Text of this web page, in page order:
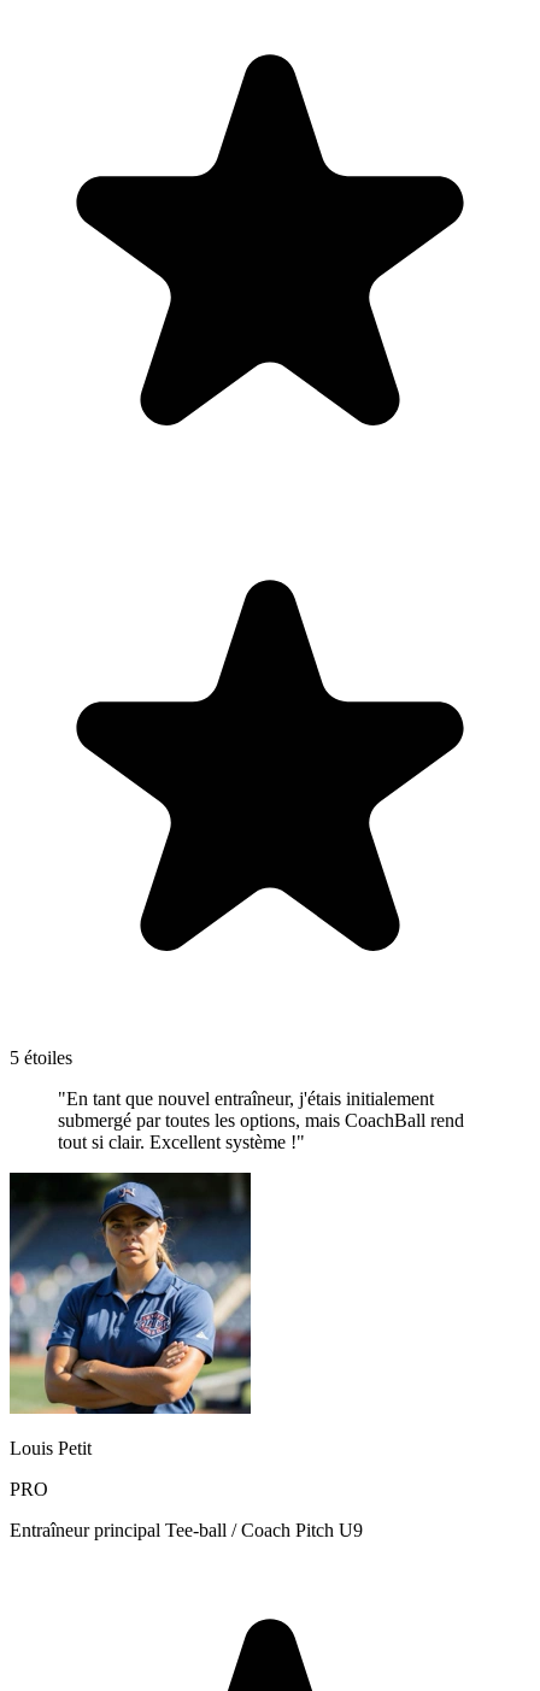
5 étoiles
"En tant que nouvel entraîneur, j'étais initialement
submergé par toutes les options, mais CoachBall rend
tout si clair. Excellent système !"
Louis Petit
PRO
Entraîneur principal Tee-ball / Coach Pitch U9